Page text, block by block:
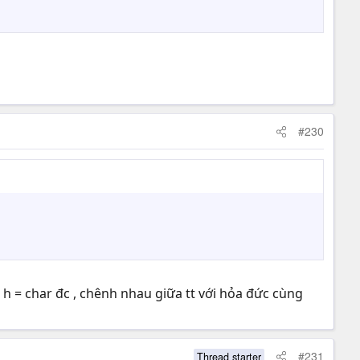
#230
= char đc , chênh nhau giữa tt với hỏa đức cùng
Thread starter #231